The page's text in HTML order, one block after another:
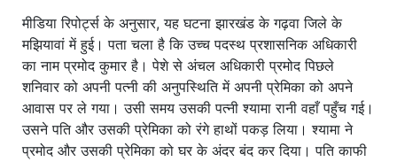
मीडिया रिपोर्ट्स के अनुसार, यह घटना झारखंड के गढ़वा जिले के
मझियावां में हुई। पता चला है कि उच्च पदस्थ प्रशासनिक अधिकारी
का नाम प्रमोद कुमार है। पेशे से अंचल अधिकारी प्रमोद पिछले
शनिवार को अपनी पत्नी की अनुपस्थिति में अपनी प्रेमिका को अपने
आवास पर ले गया। उसी समय उसकी पत्नी श्यामा रानी वहाँ पहुँच गई।
उसने पति और उसकी प्रेमिका को रंगे हाथों पकड़ लिया। श्यामा ने
प्रमोद और उसकी प्रेमिका को घर के अंदर बंद कर दिया। पति काफी